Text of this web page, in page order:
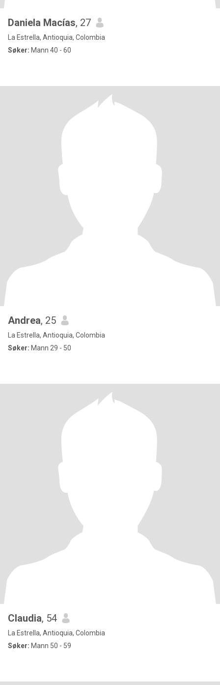
Daniela Macías, 27
La Estrella, Antioquia, Colombia
Søker: Mann 40 - 60
Andrea, 25
La Estrella, Antioquia, Colombia
Søker: Mann 29 - 50
Claudia, 54
La Estrella, Antioquia, Colombia
Søker: Mann 50 - 59